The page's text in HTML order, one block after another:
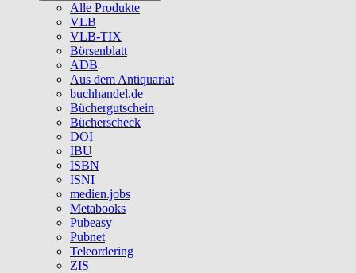
Alle Produkte
VLB
VLB-TIX
Börsenblatt
ADB
Aus dem Antiquariat
buchhandel.de
Büchergutschein
Bücherscheck
DOI
IBU
ISBN
ISNI
medien.jobs
Metabooks
Pubeasy
Pubnet
Teleordering
ZIS